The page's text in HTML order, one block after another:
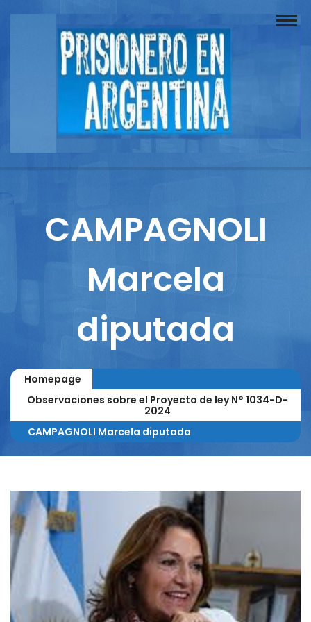
Buscador
Documentos
Reportajes
CAMPAGNOLI
Marcela
diputada
Homepage
Observaciones sobre el Proyecto de ley N° 1034-D-
2024
CAMPAGNOLI Marcela diputada